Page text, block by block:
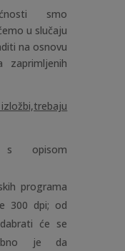
smo
u slučaju
na osnovu
s opisom
programa
300 dpi; od
će se
je da